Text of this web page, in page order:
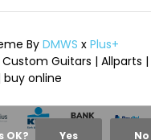
ByDMWS xPlus+
Guitars | Allparts |
buy online
OK? Yes No